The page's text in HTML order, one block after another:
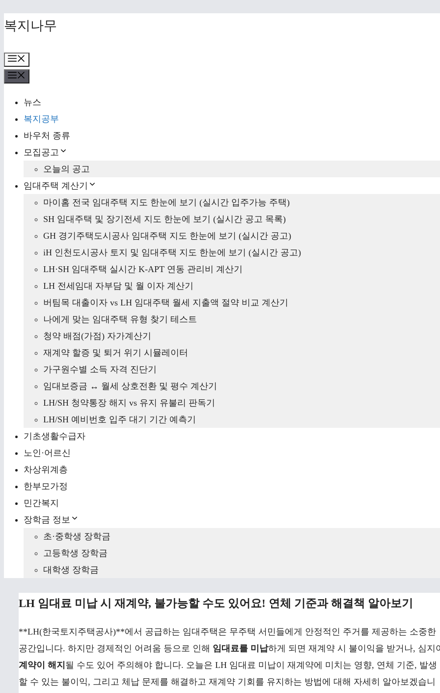
Skip
content
복지나무
뉴스
복지공부
바우처 종류
모집공고
오늘의 공고
임대주택 계산기
마이홈 전국 임대주택 지도 한눈에 보기 (실시간 입주가능 주택)
SH 임대주택 및 장기전세 지도 한눈에 보기 (실시간 공고 목록)
GH 경기주택도시공사 임대주택 지도 한눈에 보기 (실시간 공고)
iH 인천도시공사 토지 및 임대주택 지도 한눈에 보기 (실시간 공고)
LH·SH 임대주택 실시간 K-APT 연동 관리비 계산기
LH 전세임대 자부담 및 월 이자 계산기
버팀목 대출이자 vs LH 임대주택 월세 지출액 절약 비교 계산기
나에게 맞는 임대주택 유형 찾기 테스트
청약 배점(가점) 자가계산기
재계약 할증 및 퇴거 위기 시뮬레이터
가구원수별 소득 자격 진단기
임대보증금 ↔ 월세 상호전환 및 평수 계산기
LH/SH 청약통장 해지 vs 유지 유불리 판독기
LH/SH 예비번호 입주 대기 기간 예측기
기초생활수급자
노인·어르신
차상위계층
한부모가정
민간복지
장학금 정보
초·중학생 장학금
고등학생 장학금
대학생 장학금
LH 임대료 미납 시 재계약, 불가능할 수도 있어요! 연체 기준과 해결책 알아보기
**LH(한국토지주택공사)**에서 공급하는 임대주택은 무주택 서민들에게 안정적인 주거를 제공하는 소중한
공간입니다. 하지만 경제적인 어려움 등으로 인해 임대료를 미납하게 되면 재계약 시 불이익을 받거나, 심지
계약이 해지 될 수도 있어 주의해야 합니다. 오늘은 LH 임대료 미납이 재계약에 미치는 영향, 연체 기준, 발생
할 수 있는 불이익, 그리고 체납 문제를 해결하고 재계약 기회를 유지하는 방법에 대해 자세히 알아보겠습니